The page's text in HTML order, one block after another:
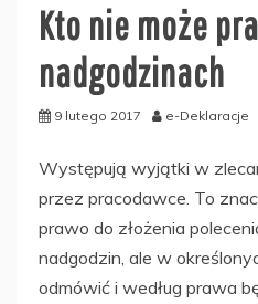
Kto nie może
nadgodzinach
9 lutego 2017 e-Deklaracje
Występują wyjątki w
przez pracodawce. To
prawo do złożenia
nadgodzin, ale w
odmówić i według prawa